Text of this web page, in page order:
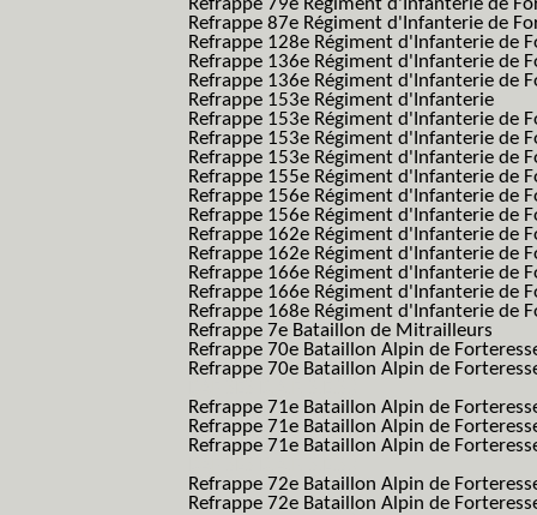
Refrappe 79e Régiment d'Infanterie de
Refrappe 87e Régiment d'Infanterie de
Refrappe 128e Régiment d'Infanterie de
Refrappe 136e Régiment d'Infanterie de
Refrappe 136e Régiment d'Infanterie de
Refrappe 153e Régiment d'Infanterie
Refrappe 153e Régiment d'Infanterie de
Refrappe 153e Régiment d'Infanterie de
Refrappe 153e Régiment d'Infanterie de
Refrappe 155e Régiment d'Infanterie de
Refrappe 156e Régiment d'Infanterie de
Refrappe 156e Régiment d'Infanterie de
Refrappe 162e Régiment d'Infanterie de
Refrappe 162e Régiment d'Infanterie de
Refrappe 166e Régiment d'Infanterie de
Refrappe 166e Régiment d'Infanterie de
Refrappe 168e Régiment d'Infanterie de
Refrappe 7e Bataillon de Mitrailleurs
Refrappe 70e Bataillon Alpin de
Refrappe 70e Bataillon Alpin de
Refrappe 71e Bataillon Alpin de
Refrappe 71e Bataillon Alpin de
Refrappe 71e Bataillon Alpin de
Refrappe 72e Bataillon Alpin de
Refrappe 72e Bataillon Alpin de